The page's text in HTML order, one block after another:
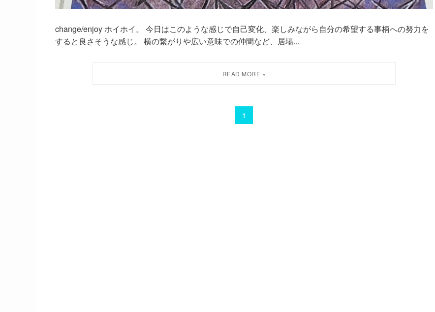
change/enjoy ホイホイ。 今日はこのような感じで自己変化、楽しみながら自分の希望する事柄への努力を
すると良さそうな感じ。 横の繋がりや広い意味での仲間など、居場...
1